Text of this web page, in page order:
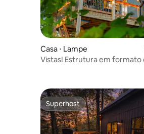
Casa ⋅ Lampe
Vistas! Estrutura em formato
Superhost
Superhost